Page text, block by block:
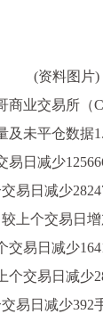
(资料图片)
商业交易所（
及未平仓数据
易日减少
易日减少
上个交易日
交易日减少
个交易日减少
易日减少392